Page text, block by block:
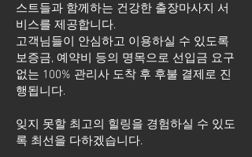
스트들과 함께하는 건강한 출장마사지 서
비스를 제공합니다.
고객님들이 안심하고 이용하실 수 있도록
보증금, 예약비 등의 명목으로 선입금 요구
없는 100% 관리사 도착 후 후불 결제로 진
행됩니다.
잊지 못할 최고의 힐링을 경험하실 수 있도
록 최선을 다하겠습니다.